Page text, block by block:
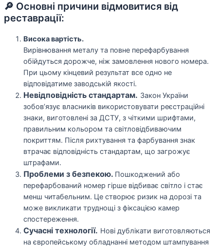
🔎 Основні причини відмовитися від
реставрації:
Висока вартість.
Вирівнювання металу та повне перефарбування
обійдуться дорожче, ніж замовлення нового номера.
При цьому кінцевий результат все одно не
відповідатиме заводській якості.
Невідповідність стандартам. Закон України
зобов’язує власників використовувати реєстраційні
знаки, виготовлені за ДСТУ, з чіткими шрифтами,
правильним кольором та світловідбиваючим
покриттям. Після рихтування та фарбування знак
втрачає відповідність стандартам, що загрожує
штрафами.
Проблеми з безпекою. Пошкоджений або
перефарбований номер гірше відбиває світло і стає
менш читабельним. Це створює ризик на дорозі та
може викликати труднощі з фіксацією камер
спостереження.
Сучасні технології. Нові дублікати виготовляються
на європейському обладнанні методом штампування